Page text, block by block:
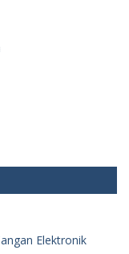
Elektronik